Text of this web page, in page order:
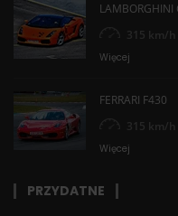
LAMBORGHINI
315 km/h
Więcej
FERRARI F430
315 km/h
Więcej
PRZYDATNE